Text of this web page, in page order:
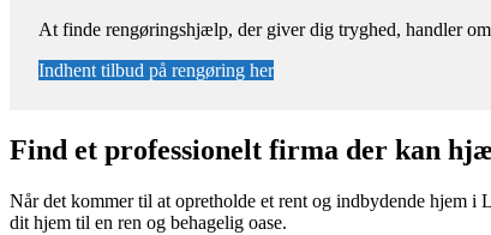
At finde rengøringshjælp, der giver dig tryghed, handler
Indhent tilbud på rengøring her
Find et professionelt firma der kan
Når det kommer til at opretholde et rent og indbydende hjem i
dit hjem til en ren og behagelig oase.